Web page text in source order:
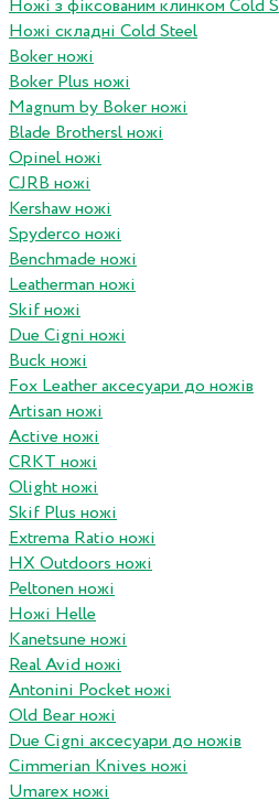
Ножі з фіксованим клинком Cold
Ножі складні Cold Steel
Boker ножі
Boker Plus ножі
Magnum by Boker ножі
Blade Brothersl ножі
Opinel ножі
CJRB ножі
Kershaw ножі
Spyderco ножі
Benchmade ножі
Leatherman ножі
Skif ножі
Due Cigni ножі
Buck ножі
Fox Leather аксесуари до ножів
Artisan ножі
Active ножі
CRKT ножі
Olight ножі
Skif Plus ножі
Extrema Ratio ножі
HX Outdoors ножі
Peltonen ножі
Ножі Helle
Kanetsune ножі
Real Avid ножі
Antonini Pocket ножі
Old Bear ножі
Due Cigni аксесуари до ножів
Cimmerian Knives ножі
Umarex ножі